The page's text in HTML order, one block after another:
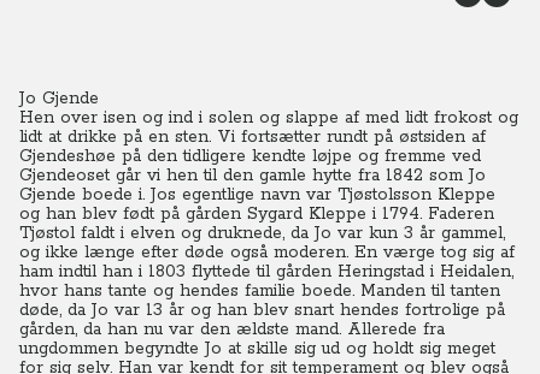
Jo Gjende
Hen over isen og ind i solen og slappe af med lidt frokost og
lidt at drikke på en sten. Vi fortsætter rundt på østsiden af
Gjendeshøe på den tidligere kendte løjpe og fremme ved
Gjendeoset går vi hen til den gamle hytte fra 1842 som Jo
Gjende boede i. Jos egentlige navn var Tjøstolsson Kleppe
og han blev født på gården Sygard Kleppe i 1794. Faderen
Tjøstol faldt i elven og druknede, da Jo var kun 3 år gammel,
og ikke længe efter døde også moderen. En værge tog sig af
ham indtil han i 1803 flyttede til gården Heringstad i Heidalen,
hvor hans tante og hendes familie boede. Manden til tanten
døde, da Jo var 13 år og han blev snart hendes fortrolige på
gården, da han nu var den ældste mand. Allerede fra
ungdommen begyndte Jo at skille sig ud og holdt sig meget
for sig selv. Han var kendt for sit temperament og blev også